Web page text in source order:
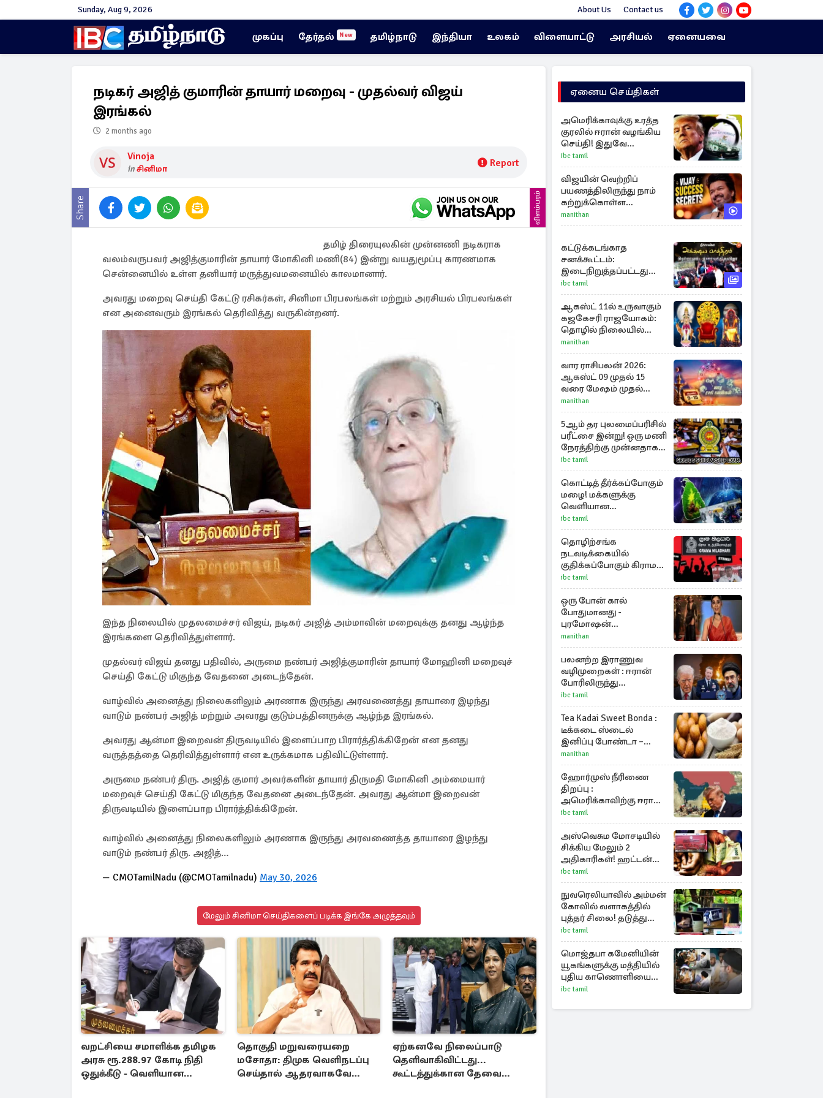
Sunday, Aug 9, 2026 About Us Contact us
முகப்பு தேர்தல் New தமிழ்நாடு இந்தியா உலகம் விளையாட்டு அரசியல் ஏனையவை
நடிகர் அஜித் குமாரின் தாயார் மறைவு - முதல்வர் விஜய்
இரங்கல்
2 months ago
Vinoja
inசினிமா Report
Share விளம்பரம்
தமிழ் திரையுலகின் முன்னணி நடிகராக
வலம்வருபவர் அஜித்குமாரின் தாயார் மோகினி மணி(84) இன்று வயதுமூப்பு காரணமாக
சென்னையில் உள்ள தனியார் மருத்துவமனையில் காலமானார்.
அவரது மறைவு செய்தி கேட்டு ரசிகர்கள், சினிமா பிரபலங்கள் மற்றும் அரசியல் பிரபலங்கள்
என அனைவரும் இரங்கல் தெரிவித்து வருகின்றனர்.
இந்த நிலையில் முதலமைச்சர் விஜய், நடிகர் அஜித் அம்மாவின் மறைவுக்கு தனது ஆழ்ந்த
இரங்களை தெரிவித்துள்ளார்.
முதல்வர் விஜய் தனது பதிவில், அருமை நண்பர் அஜித்குமாரின் தாயார் மோஹினி மறைவுச்
செய்தி கேட்டு மிகுந்த வேதனை அடைந்தேன்.
வாழ்வில் அனைத்து நிலைகளிலும் அரணாக இருந்து அரவணைத்து தாயாரை இழந்து
வாடும் நண்பர் அஜித் மற்றும் அவரது குடும்பத்தினருக்கு ஆழ்ந்த இரங்கல்.
அவரது ஆன்மா இறைவன் திருவடியில் இளைப்பாற பிரார்த்திக்கிறேன் என தனது
வருத்தத்தை தெரிவித்துள்ளார் என உருக்கமாக பதிவிட்டுள்ளார்.
அருமை நண்பர் திரு. அஜித் குமார் அவர்களின் தாயார் திருமதி மோகினி அம்மையார்
மறைவுச் செய்தி கேட்டு மிகுந்த வேதனை அடைந்தேன். அவரது ஆன்மா இறைவன்
திருவடியில் இளைப்பாற பிரார்த்திக்கிறேன்.
வாழ்வில் அனைத்து நிலைகளிலும் அரணாக இருந்து அரவணைத்த தாயாரை இழந்து
வாடும் நண்பர் திரு. அஜித்…
— CMOTamilNadu (@CMOTamilnadu) May 30, 2026
மேலும் சினிமா செய்திகளைப் படிக்க இங்கே அழுத்தவும்
வறட்சியை சமாளிக்க தமிழக
அரசு ரூ.288.97 கோடி நிதி
ஒதுக்கீடு - வெளியான
தொகுதி மறுவரையறை
மசோதா: திமுக வெளிநடப்பு
செய்தால் ஆதரவாகவே
ஏற்கனவே நிலைப்பாடு
தெளிவாகிவிட்டது...
கூட்டத்துக்கான தேவை
ஏனைய செய்திகள்
அமெரிக்காவுக்கு உரத்த
குரலில் ஈரான் வழங்கிய
செய்தி! இதுவே
ஹோர்முஸ்
திறப்புக்கான நிபந்தனை
ibc tamil
விஜயின் வெற்றிப்
பயணத்திலிருந்து நாம்
கற்றுக்கொள்ள
வேண்டிய முக்கிய 3
விடயங்கள்!
manithan
கட்டுக்கடங்காத
சனக்கூட்டம்:
இடைநிறுத்தப்பட்டது
றீச்ஷாவின்
உணவுத்திருவிழா!
ibc tamil
ஆகஸ்ட் 11ல் உருவாகும்
கஜகேசரி ராஜயோகம்:
தொழில் நிலையில்
அதிர்ஷ்டம் பெறும் 3
ராசிகள்!
manithan
வார ராசிபலன் 2026:
ஆகஸ்ட் 09 முதல் 15
வரை மேஷம் முதல்
மீனம் வரை முழு
பலன்கள்
manithan
5ஆம் தர புலமைப்பரிசில்
பரீட்சை இன்று! ஒரு மணி
நேரத்திற்கு முன்னதாக
வருமாறு அறிவுறுத்தல்
ibc tamil
கொட்டித் தீர்க்கப்போகும்
மழை! மக்களுக்கு
வெளியான
முன்னெச்சரிக்கை
ibc tamil
தொழிற்சங்க
நடவடிக்கையில்
குதிக்கப்போகும் கிராம
உத்தியோகத்தர்கள்
ibc tamil
ஒரு போன் கால்
போதுமானது -
புரமோஷன்
நிகழ்வுகளில்
பங்கேற்காதது குறித்து
நயன்தாரா ஓபன் டாக்!
manithan
பலனற்ற இராணுவ
வழிமுறைகள் : ஈரான்
போரிலிருந்து
வெளியேறும்
வழியைத்தேடும்
அமெரிக்க தளபதி
ibc tamil
Tea Kadai Sweet Bonda :
டீக்கடை ஸ்டைல்
இனிப்பு போண்டா –
வீட்டிலேயே செய்வது
எப்படி?
manithan
ஹோர்முஸ் நீரிணை
திறப்பு :
அமெரிக்காவிற்கு ஈரான்
விதிக்கும் நிபந்தனை
ibc tamil
அஸ்வெசும மோசடியில்
சிக்கிய மேலும் 2
அதிகாரிகள்! ஹட்டன்
கல்வி வலயத்தைச்
சேர்ந்த 6 ஆசிரியர்கள்
குறித்து விசாரணை
ibc tamil
நுவரெலியாவில் அம்மன்
கோவில் வளாகத்தில்
புத்தர் சிலை! தடுத்து
நிறுத்திய கிராம மக்கள்
ibc tamil
மொஜ்தபா கமேனியின்
யூகங்களுக்கு மத்தியில்
புதிய காணொளியை
பகிர்ந்தது ஈரான்
ibc tamil